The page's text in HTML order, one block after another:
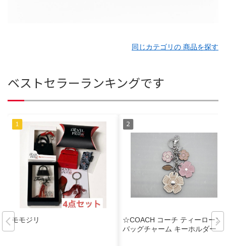
同じカテゴリの 商品を探す
ベストセラーランキングです
モモジリ
☆COACH コーチ ティーローズ
バッグチャーム キーホルダー